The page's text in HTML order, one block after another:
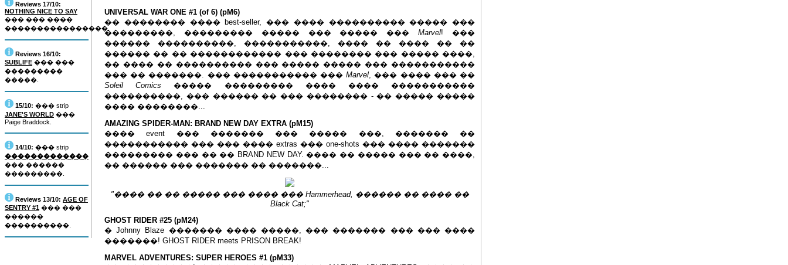
Reviews 17/10:
NOTHING NICE TO SAY
��� ��� ����
����������������.
Reviews 16/10:
SUBLIFE ��� ���
���������
�����.
15/10: ��� strip
JANE'S WORLD ���
Paige Braddock.
14/10: ��� strip
�������������
��� ������
���������.
Reviews 13/10: AGE OF
SENTRY #1 ��� ���
������
����������.
UNIVERSAL WAR ONE #1 (of 6) (pM6)
�� �������� ���� best-seller, ��� ���� ���������� ����� ���
���������, ��������� ����� ��� ����� ���Marvel! ���
������ ����������, �����������, ���� �� ���� �� ��
������ �� �� ������������ ��� �������� ��� ����� ����,
�� ���� �� ���������� ��� ����� ����� ��� �����������
��� �� �������. ��� ����������� ���Marvel, ��� ���� ��� ��
Soleil Comics ����� ��������� ���� ���� �����������
����������, ��� ������ �� ��� �������� - �� ����� �����
���� ��������...
AMAZING SPIDER-MAN: BRAND NEW DAY EXTRA (pM15)
���� event ��� ������� ��� ����� ���, ������� ��
����������� ��� ��� ���� extras ��� one-shots ��� ���� �������
��������� ��� �� �� BRAND NEW DAY. ���� �� ����� ��� �� ����,
�� ������ ��� ������� �� �������...
"���� �� �� ����� ��� ���� ��� Hammerhead, ������ �� ���� ��
Black Cat;"
GHOST RIDER #25 (pM24)
� Johnny Blaze ������� ���� �����, ��� ������� ��� ��� ����
�������! GHOST RIDER meets PRISON BREAK!
MARVEL ADVENTURES: SUPER HEROES #1 (pM33)